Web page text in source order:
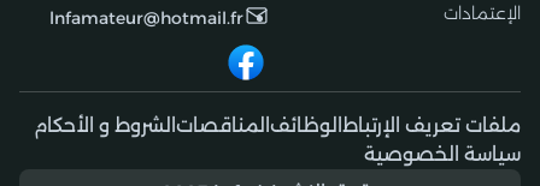
الإعتمادات
lnfamateur@hotmail.fr
ملفات تعريف الإرتباط الوظائف المناقصات الشروط و الأحكام
سياسة الخصوصية